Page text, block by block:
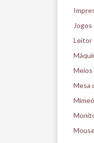
Jogos
Leitor
Meios
Mesa